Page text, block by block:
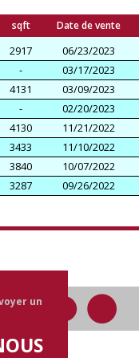
sqft Date de vente
2917
06/23/2023
-
03/17/2023
4131
03/09/2023
-
02/20/2023
4130
11/21/2022
3433
11/10/2022
3840
10/07/2022
3287 09/26/2022
un